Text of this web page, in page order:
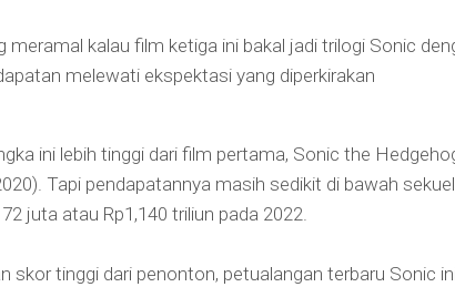
meramal kalau film ketiga ini bakal jadi trilogi Sonic
melewati ekspektasi yang diperkirakan
ini lebih tinggi dari film pertama, Sonic the
Tapi pendapatannya masih sedikit di bawah
juta atau Rp1,140 triliun pada 2022.
skor tinggi dari penonton, petualangan terbaru Sonic